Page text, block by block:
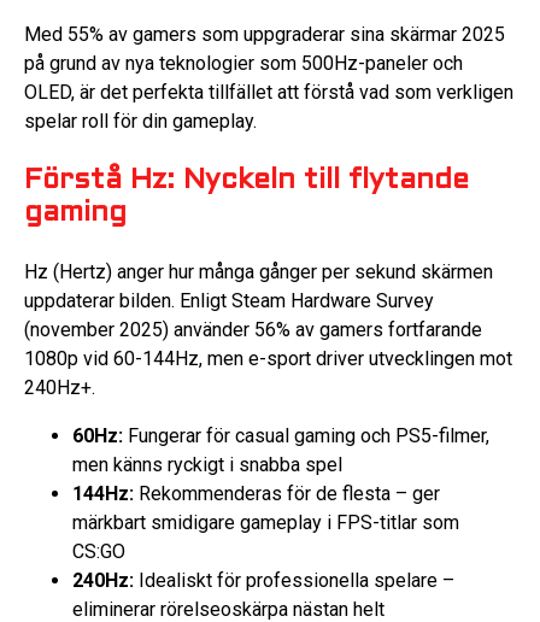
Med 55% av gamers som uppgraderar sina skärmar 2025
på grund av nya teknologier som 500Hz-paneler och
OLED, är det perfekta tillfället att förstå vad som verkligen
spelar roll för din gameplay.
Förstå Hz: Nyckeln till flytande
gaming
Hz (Hertz) anger hur många gånger per sekund skärmen
uppdaterar bilden. Enligt Steam Hardware Survey
(november 2025) använder 56% av gamers fortfarande
1080p vid 60-144Hz, men e-sport driver utvecklingen mot
240Hz+.
60Hz: Fungerar för casual gaming och PS5-filmer,
men känns ryckigt i snabba spel
144Hz: Rekommenderas för de flesta – ger
märkbart smidigare gameplay i FPS-titlar som
CS:GO
240Hz: Idealiskt för professionella spelare –
eliminerar rörelseoskärpa nästan helt